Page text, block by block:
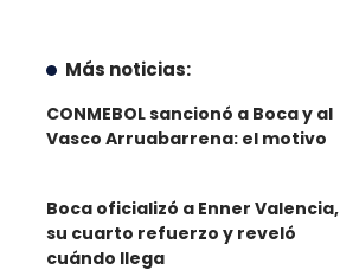
Más noticias:
CONMEBOL sancionó a Boca y al
Vasco Arruabarrena: el motivo
Boca oficializó a Enner Valencia,
su cuarto refuerzo y reveló
cuándo llega